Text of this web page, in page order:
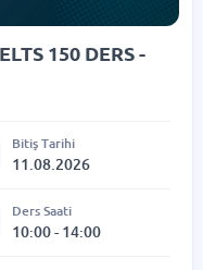
150 DERS -
Bitiş Tarihi
11.08.2026
Ders Saati
10:00 - 14:00